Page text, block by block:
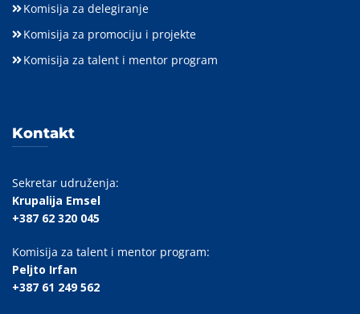
Komisija za delegiranje
Komisija za promociju i projekte
Komisija za talent i mentor program
Kontakt
Sekretar udruženja:
Krupalija Emsel
+387 62 320 045
Komisija za talent i mentor program:
Peljto Irfan
+387 61 249 562